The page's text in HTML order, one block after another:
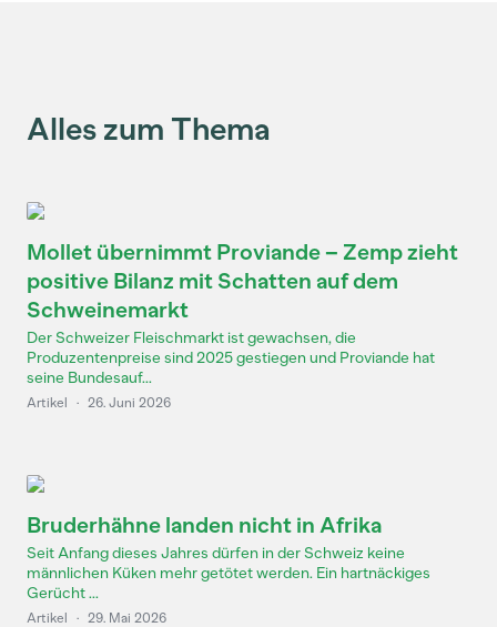
Alles zum Thema
Mollet übernimmt Proviande – Zemp zieht
positive Bilanz mit Schatten auf dem
Schweinemarkt
Der Schweizer Fleischmarkt ist gewachsen, die
Produzentenpreise sind 2025 gestiegen und Proviande hat
seine Bundesauf...
Artikel · 26. Juni 2026
Bruderhähne landen nicht in Afrika
Seit Anfang dieses Jahres dürfen in der Schweiz keine
männlichen Küken mehr getötet werden. Ein hartnäckiges
Gerücht ...
Artikel · 29. Mai 2026